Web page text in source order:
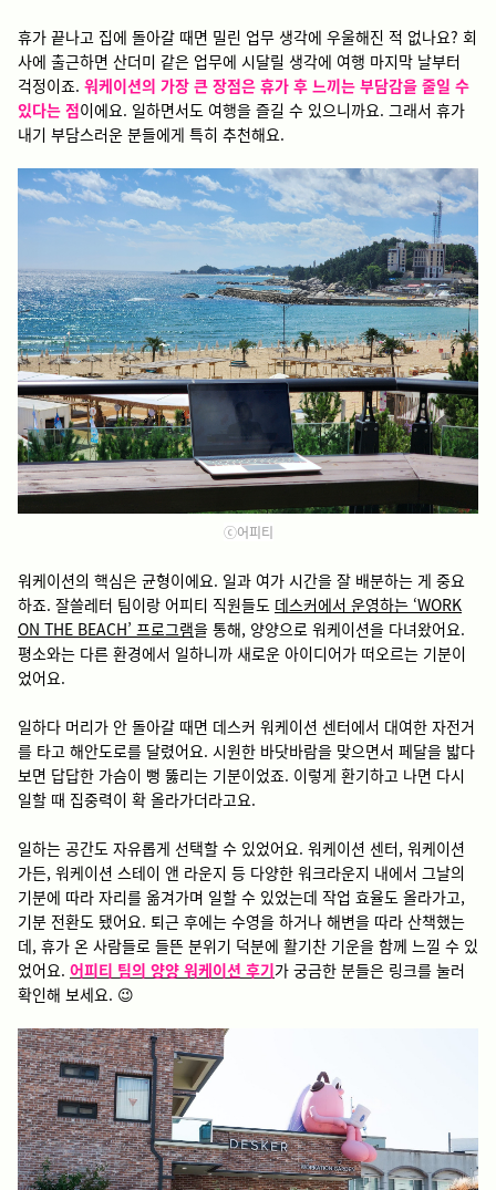
휴가 끝나고 집에 돌아갈 때면 밀린 업무 생각에 우울해진 적 없나요? 회
사에 출근하면 산더미 같은 업무에 시달릴 생각에 여행 마지막 날부터
걱정이죠. 워케이션의 가장 큰 장점은 휴가 후 느끼는 부담감을 줄일 수
있다는 점이에요. 일하면서도 여행을 즐길 수 있으니까요. 그래서 휴가
내기 부담스러운 분들에게 특히 추천해요.
ⓒ어피티
워케이션의 핵심은 균형이에요. 일과 여가 시간을 잘 배분하는 게 중요
하죠. 잘쓸레터 팀이랑 어피티 직원들도 데스커에서 운영하는 ‘WORK
ON THE BEACH’ 프로그램을 통해, 양양으로 워케이션을 다녀왔어요.
평소와는 다른 환경에서 일하니까 새로운 아이디어가 떠오르는 기분이
었어요.
일하다 머리가 안 돌아갈 때면 데스커 워케이션 센터에서 대여한 자전거
를 타고 해안도로를 달렸어요. 시원한 바닷바람을 맞으면서 페달을 밟다
보면 답답한 가슴이 뻥 뚫리는 기분이었죠. 이렇게 환기하고 나면 다시
일할 때 집중력이 확 올라가더라고요.
일하는 공간도 자유롭게 선택할 수 있었어요. 워케이션 센터, 워케이션
가든, 워케이션 스테이 앤 라운지 등 다양한 워크라운지 내에서 그날의
기분에 따라 자리를 옮겨가며 일할 수 있었는데 작업 효율도 올라가고,
기분 전환도 됐어요. 퇴근 후에는 수영을 하거나 해변을 따라 산책했는
데, 휴가 온 사람들로 들뜬 분위기 덕분에 활기찬 기운을 함께 느낄 수 있
었어요. 어피티 팀의 양양 워케이션 후기가 궁금한 분들은 링크를 눌러
확인해 보세요. 😉